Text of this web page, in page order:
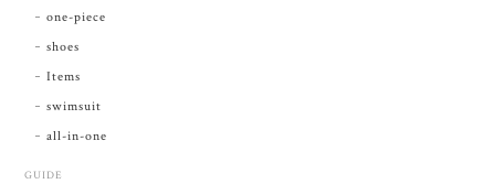
one-piece
shoes
Items
swimsuit
all-in-one
GUIDE